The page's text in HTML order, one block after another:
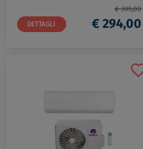
DETTAGLI
€ 399,00
€ 294,00